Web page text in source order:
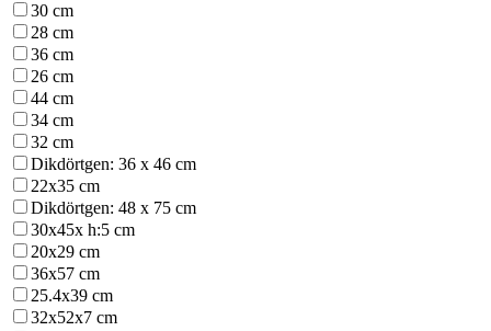
30 cm
28 cm
36 cm
26 cm
44 cm
34 cm
32 cm
Dikdörtgen: 36 x 46 cm
22x35 cm
Dikdörtgen: 48 x 75 cm
30x45x h:5 cm
20x29 cm
36x57 cm
25.4x39 cm
32x52x7 cm